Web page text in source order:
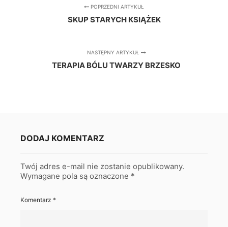
POPRZEDNI ARTYKUŁ
SKUP STARYCH KSIĄŻEK
NASTĘPNY ARTYKUŁ
TERAPIA BÓLU TWARZY BRZESKO
DODAJ KOMENTARZ
Twój adres e-mail nie zostanie opublikowany.
Wymagane pola są oznaczone *
Komentarz *